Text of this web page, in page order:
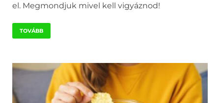
el. Megmondjuk mivel kell vigyáznod!
TOVÁBB